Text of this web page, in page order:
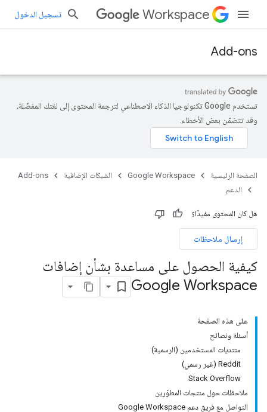
Workspace تسجيل الدخول
Add-ons
تستخدم Google تكنولوجيا الذكاء الاصطناعي لترجمة المحتوى إلى لغتك المفضّلة،
وقد تتضمّن بعض الأخطاء.
الصفحة الرئيسية Google Workspace الشبكات الإضافية
Add-ons
الدعم
هل كان المحتوى مفيدًا؟
إرسال ملاحظات
كيفية الحصول على مساعدة بشأن إضافات
Google Workspace
على هذه الصفحة
أسئلة ونصائح
منتديات المستخدمين (الرسمية)
‫Reddit (غير رسمي)
Stack Overflow
ملاحظات حول منتجات المطوّرين
التواصل مع فريق دعم Google Workspace